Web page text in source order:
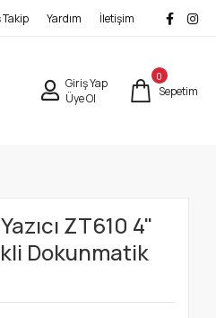
Yardım İletişim
Giriş Yap
Üye Ol
0
Sepetim
ZT610 4"
Dokunmatik